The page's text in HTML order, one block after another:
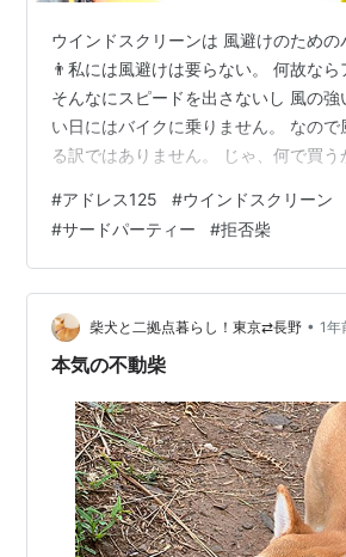
ウインドスクリーンは 風避けのため
👨私には風避けは要らない。 何故な
そんなにスピードを出さないし 風の強
い日にはバイクに乗りません。 なので
る訳ではありません。 じゃ、何で買う
ンボやチョウならまだしもスズメバチ
されたら一大事です。 慌てて転倒して
せん。 ただ可能性としてはかなり低
際、５年前にリターンしてから今まで
が体に引っ付いた事はありませんから
インドスクリーンを…
#アドレス125 #ウインドスクリーン
#サードパーティー #拒否柴
柴犬と二拠点暮らし！東京⇄長野 • 1年
本気の不動柴